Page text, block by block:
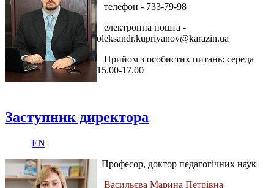
телефон - 733-79-98
електронна пошта -
oleksandr.kupriyanov@karazin.ua
Прийом з особистих питань: середа
15.00-17.00
Заступник директора
EN
Професор, доктор педагогічних наук
Васильєва Марина Петрівна